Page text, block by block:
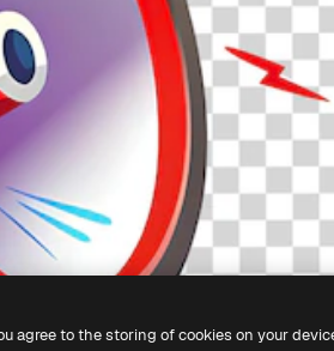
agree to the storing of cookies on your